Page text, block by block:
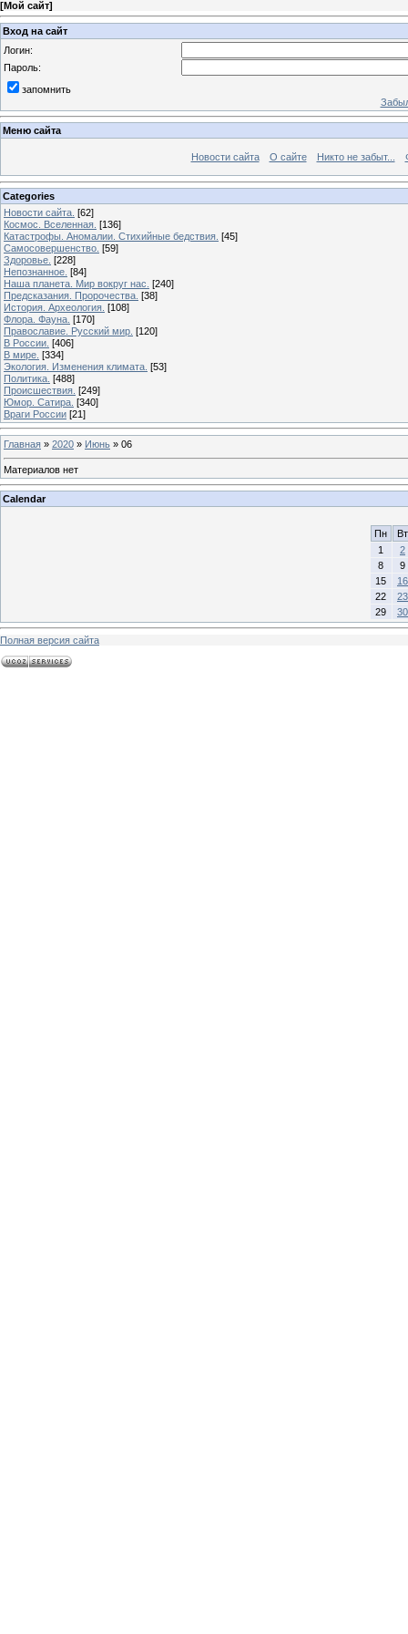
[Мой сайт]
Вход на сайт
Логин:
Пароль:
запомнить
Меню сайта
Новости сайта О сайте Никто не забыт...
Categories
Новости сайта. [62]
Космос. Вселенная. [136]
Катастрофы. Аномалии. Стихийные бедствия. [45]
Самосовершенство. [59]
Здоровье. [228]
Непознанное. [84]
Наша планета. Мир вокруг нас. [240]
Предсказания. Пророчества. [38]
История. Археология. [108]
Флора. Фауна. [170]
Православие. Русский мир. [120]
В России. [406]
В мире. [334]
Экология. Изменения климата. [53]
Политика. [488]
Происшествия. [249]
Юмор. Сатира. [340]
Враги России [21]
Главная » 2020 » Июнь » 06
Материалов нет
Calendar
Пн
Вт
1
2
8
9
15
16
22
23
29
30
Полная версия сайта